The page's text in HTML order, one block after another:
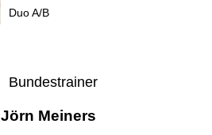
Duo A/B
Bundestrainer
Jörn Meiners